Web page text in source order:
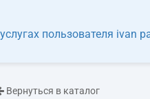
пользователя ivan
Вернуться в каталог